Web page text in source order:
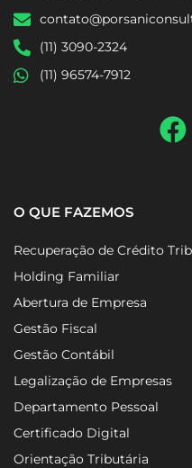
(11) 3090-2324
(11) 96574-7912
O QUE FAZEMOS
Recuperação de Crédito
Holding Familiar
Abertura de Empresa
Gestão Fiscal
Gestão Contábil
Legalização de Empresas
Departamento Pessoal
Certificado Digital
Orientação Tributária